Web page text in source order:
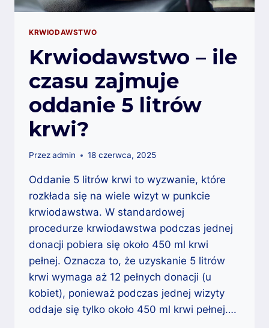
KRWIODAWSTWO
Krwiodawstwo – ile
czasu zajmuje
oddanie 5 litrów
krwi?
Przezadmin 18 czerwca, 2025
Oddanie 5 litrów krwi to wyzwanie, które
rozkłada się na wiele wizyt w punkcie
krwiodawstwa. W standardowej
procedurze krwiodawstwa podczas jednej
donacji pobiera się około 450 ml krwi
pełnej. Oznacza to, że uzyskanie 5 litrów
krwi wymaga aż 12 pełnych donacji (u
kobiet), ponieważ podczas jednej wizyty
oddaje się tylko około 450 ml krwi pełnej….